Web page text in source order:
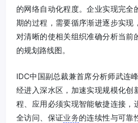
的网络自动化程度。企业实现完全
期的过程，需要循序渐进逐步实现
对清晰的使相关组织准确分析当前
的规划路线图。
IDC中国副总裁兼首席分析师武连
经进入深水区，加速实现规模化创
程、应用必须实现智能敏捷连接，
全访问、保证业务的连续性与可靠